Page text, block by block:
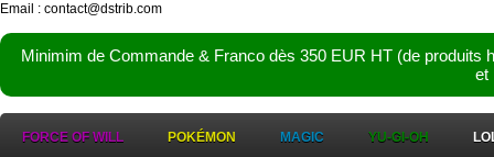
Email : contact@dstrib.com
Minimim de Commande & Franco dès 350 EUR HT (de
et
FORCE OF WILL POKÉMON MAGIC YU-GI-OH